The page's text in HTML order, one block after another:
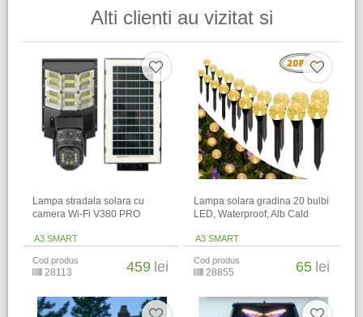
Alti clienti au vizitat si
Lampa stradala solara cu
camera Wi-Fi V380 PRO
A3 SMART
Cod produs
28113 459 lei
Lampa solara gradina 20 bulbi
LED, Waterproof, Alb Cald
A3 SMART
Cod produs
28855 65 lei